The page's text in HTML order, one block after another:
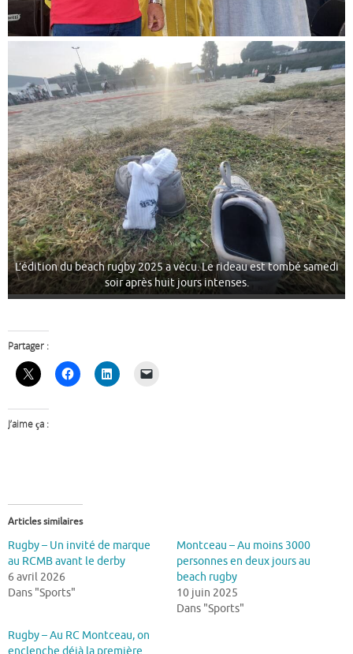
L’édition du beach rugby 2025 a vécu. Le rideau est tombé samedi
soir après huit jours intenses.
Partager :
J’aime ça :
Articles similaires
Rugby – Un invité de marque
au RCMB avant le derby
6 avril 2026
Dans "Sports"
Montceau – Au moins 3000
personnes en deux jours au
beach rugby
10 juin 2025
Dans "Sports"
Rugby – Au RC Montceau, on
enclenche déjà la première